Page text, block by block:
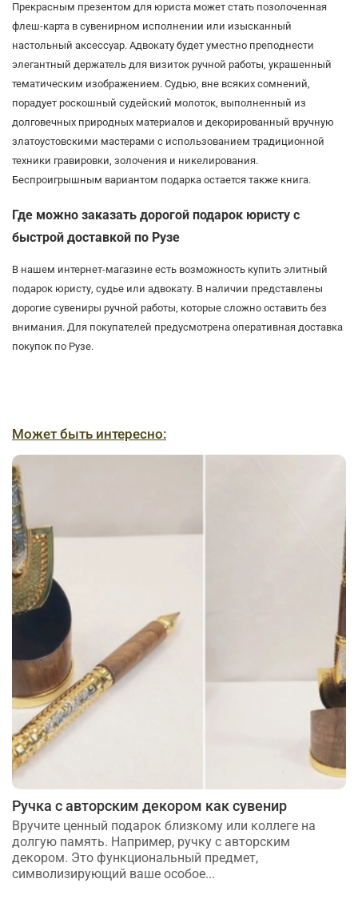
Прекрасным презентом для юриста может стать позолоченная
флеш-карта в сувенирном исполнении или изысканный
настольный аксессуар. Адвокату будет уместно преподнести
элегантный держатель для визиток ручной работы, украшенный
тематическим изображением. Судью, вне всяких сомнений,
порадует роскошный судейский молоток, выполненный из
долговечных природных материалов и декорированный вручную
златоустовскими мастерами с использованием традиционной
техники гравировки, золочения и никелирования.
Беспроигрышным вариантом подарка остается также книга.
Где можно заказать дорогой подарок юристу с
быстрой доставкой по Рузе
В нашем интернет-магазине есть возможность купить элитный
подарок юристу, судье или адвокату. В наличии представлены
дорогие сувениры ручной работы, которые сложно оставить без
внимания. Для покупателей предусмотрена оперативная доставка
покупок по Рузе.
Может быть интересно:
Ручка с авторским декором как сувенир
Вручите ценный подарок близкому или коллеге на
долгую память. Например, ручку с авторским
декором. Это функциональный предмет,
символизирующий ваше особое...